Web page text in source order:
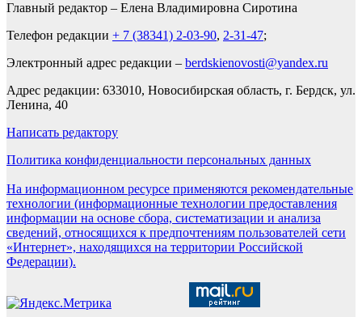
Главный редактор – Елена Владимировна Сиротина
Телефон редакции + 7 (38341) 2-03-90, 2-31-47;
Электронный адрес редакции – berdskienovosti@yandex.ru
Адрес редакции: 633010, Новосибирская область, г. Бердск, ул.
Ленина, 40
Написать редактору
Политика конфиденциальности персональных данных
На информационном ресурсе применяются рекомендательные
технологии (информационные технологии предоставления
информации на основе сбора, систематизации и анализа
сведений, относящихся к предпочтениям пользователей сети
«Интернет», находящихся на территории Российской
Федерации).